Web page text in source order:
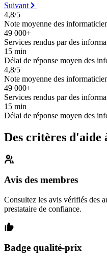
Suivant
4,8/5
Note moyenne des
49 000+
Services rendus par des
15 min
Délai de réponse moyen des
4,8/5
Note moyenne des
49 000+
Services rendus par des
15 min
Délai de réponse moyen des
Des critères d'aide
Avis des membres
Consultez les avis vérifiés des
prestataire de confiance.
Badge qualité-prix